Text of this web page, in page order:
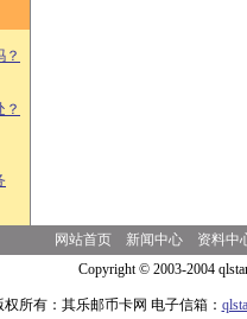
？
？
网站首页 新闻中心
资料中
Copyright © 2003-2004
权所有：其乐邮币卡网 电子信箱：